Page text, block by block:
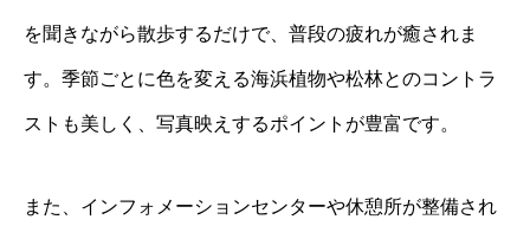
を聞きながら散歩するだけで、普段の疲れが癒されま
す。季節ごとに色を変える海浜植物や松林とのコントラ
ストも美しく、写真映えするポイントが豊富です。
また、インフォメーションセンターや休憩所が整備され